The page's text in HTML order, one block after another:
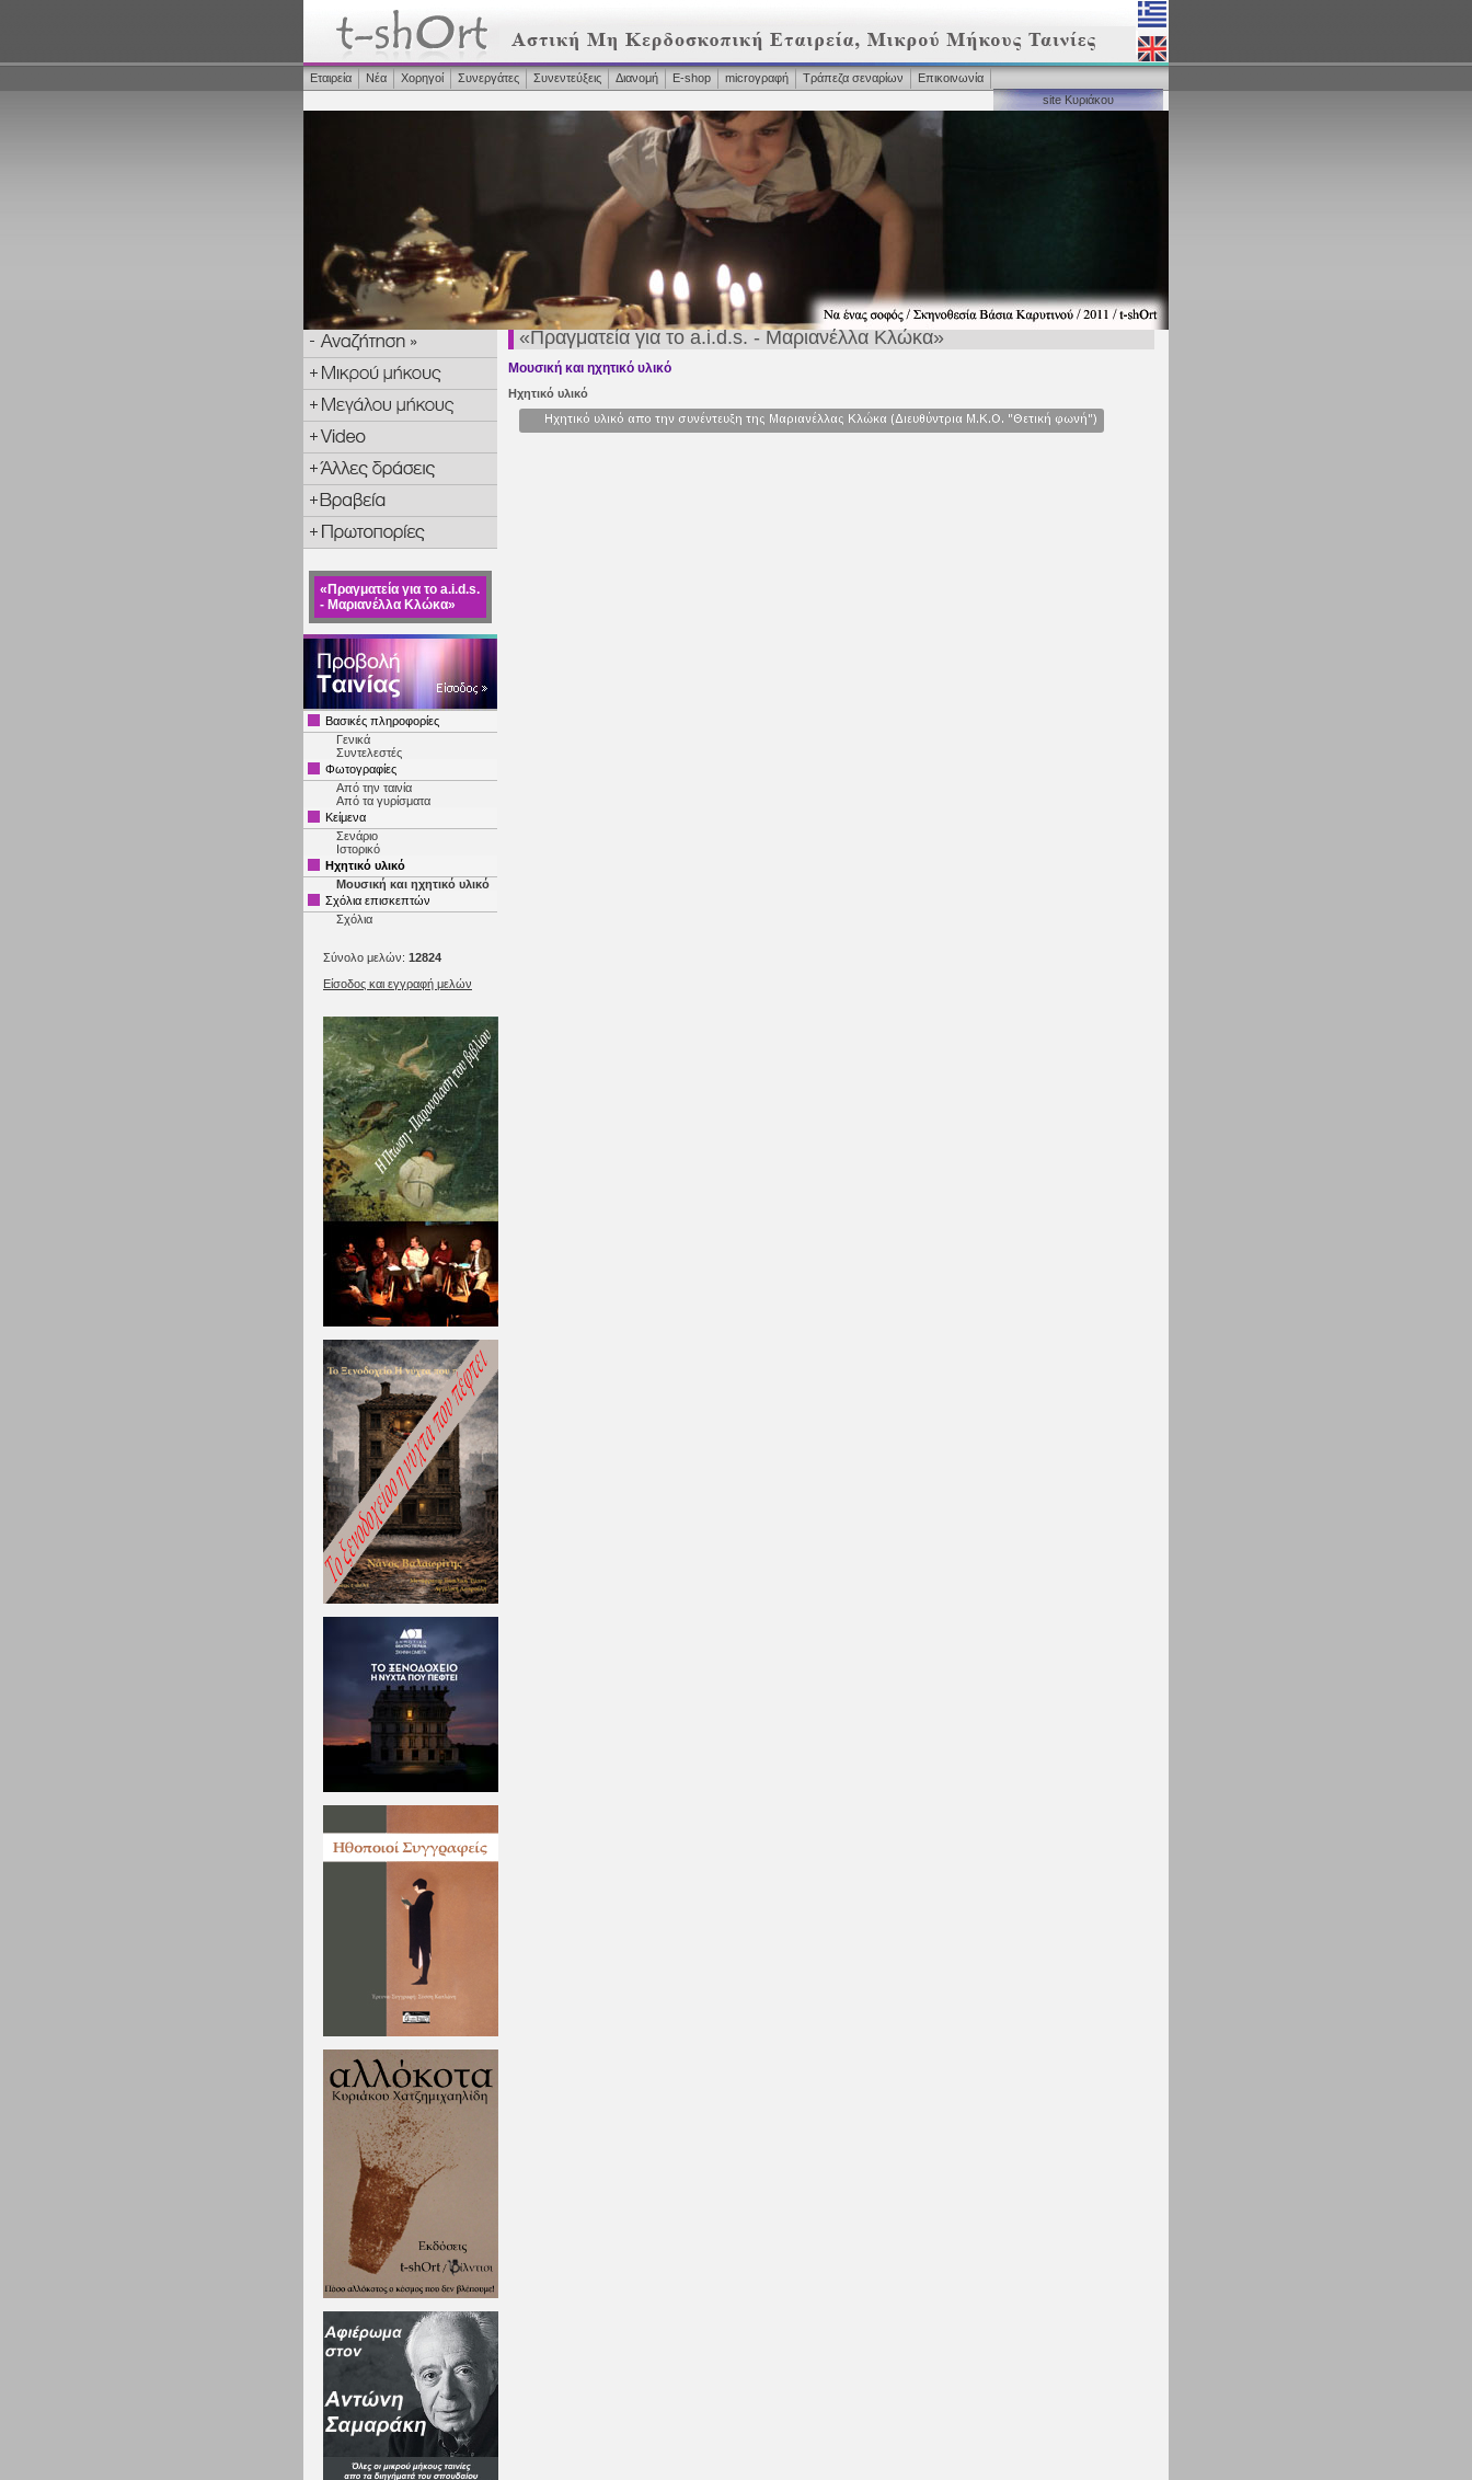
Εταιρεία Νέα Χορηγοί Συνεργάτες Συνεντεύξεις Διανομή Ε-shop microγραφή Τράπεζα σεναρίων
Επικοινωνία
site Κυριάκου
«Πραγματεία για το a.i.d.s.
- Μαριανέλλα Κλώκα»
Βασικές πληροφορίες
Γενικά
Συντελεστές
Φωτογραφίες
Από την ταινία
Από τα γυρίσματα
Κείμενα
Σενάριο
Ιστορικό
Ηχητικό υλικό
Μουσική και ηχητικό υλικό
Σχόλια επισκεπτών
Σχόλια
Σύνολο μελών: 12824
Είσοδος και εγγραφή μελών
«Πραγματεία για το a.i.d.s. - Μαριανέλλα Κλώκα»
Μουσική και ηχητικό υλικό
Hχητικό υλικό
Ηχητικό υλικό απο την συνέντευξη της Μαριανέλλας Κλώκα (Διευθύντρια Μ.Κ.Ο. "Θετική φωνή")